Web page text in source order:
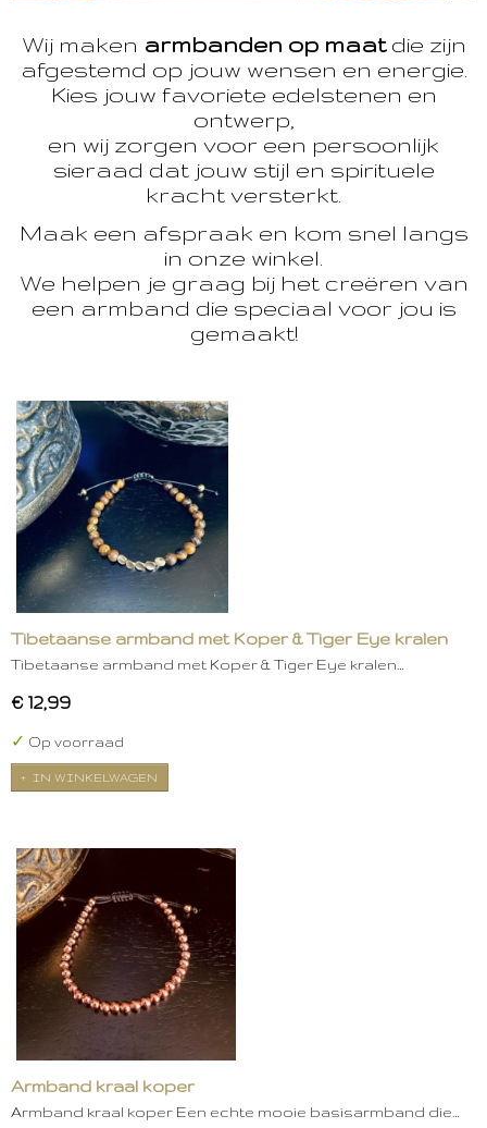
Wij maken armbanden op maatdie zijn
afgestemd op jouw wensen en energie.
Kies jouw favoriete edelstenen en
ontwerp,
en wij zorgen voor een persoonlijk
sieraad dat jouw stijl en spirituele
kracht versterkt.
Maak een afspraak en kom snel langs
in onze winkel.
We helpen je graag bij het creëren van
een armband die speciaal voor jou is
gemaakt!
Tibetaanse armband met Koper & Tiger Eye kralen
Tibetaanse armband met Koper & Tiger Eye kralen…
€ 12,99
✓ Op voorraad
IN WINKELWAGEN
Armband kraal koper
Armband kraal koper Een echte mooie basisarmband die…